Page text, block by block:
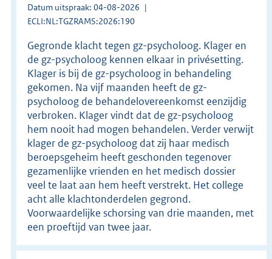
Datum uitspraak: 04-08-2026
ECLI:NL:TGZRAMS:2026:190
Gegronde klacht tegen gz-psycholoog. Klager en
de gz-psycholoog kennen elkaar in privésetting.
Klager is bij de gz-psycholoog in behandeling
gekomen. Na vijf maanden heeft de gz-
psycholoog de behandelovereenkomst eenzijdig
verbroken. Klager vindt dat de gz-psycholoog
hem nooit had mogen behandelen. Verder verwijt
klager de gz-psycholoog dat zij haar medisch
beroepsgeheim heeft geschonden tegenover
gezamenlijke vrienden en het medisch dossier
veel te laat aan hem heeft verstrekt. Het college
acht alle klachtonderdelen gegrond.
Voorwaardelijke schorsing van drie maanden, met
een proeftijd van twee jaar.